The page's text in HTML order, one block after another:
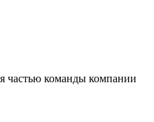
частью команды компании